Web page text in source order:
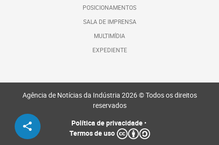
POSICIONAMENTOS
SALA DE IMPRENSA
MULTIMÍDIA
EXPEDIENTE
Agência de Notícias da Indústria 2026 © Todos os direitos
reservados
Política de privacidade•
Termos de uso